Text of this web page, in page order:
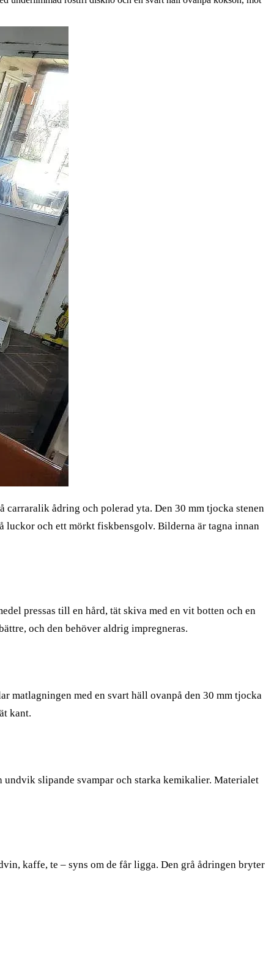
ådring och polerad yta. Den 30 mm tjocka stenen
luckor och ett mörkt fiskbensgolv. Bilderna är tagna innan
pressas till en hård, tät skiva med en vit botten och en
och den behöver aldrig impregneras.
matlagningen med en svart häll ovanpå den 30 mm tjocka
kant.
slipande svampar och starka kemikalier. Materialet
kaffe, te – syns om de får ligga. Den grå ådringen bryter